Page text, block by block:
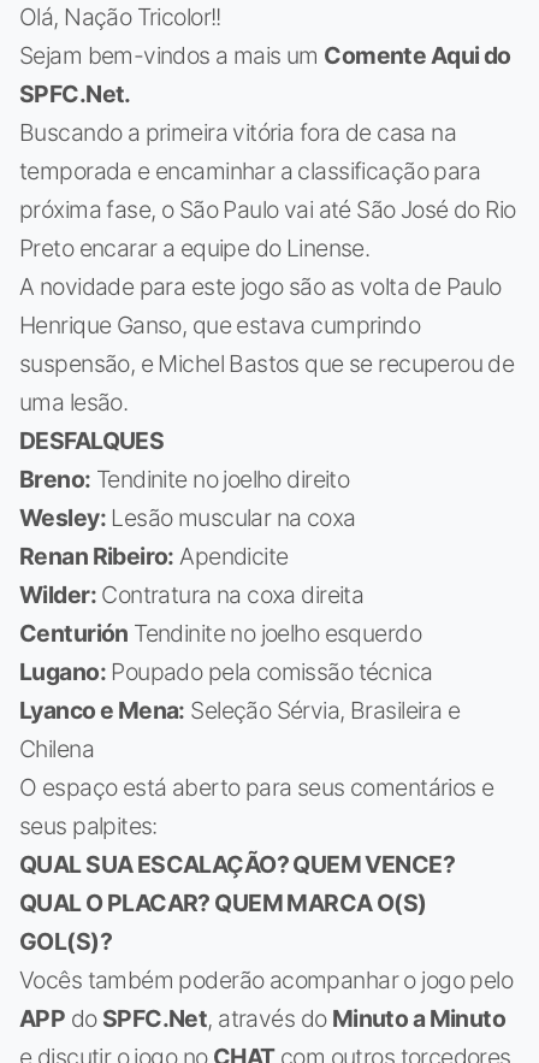
Olá, Nação Tricolor!!
Sejam bem-vindos a mais um Comente Aqui do
SPFC.Net.
Buscando a primeira vitória fora de casa na
temporada e encaminhar a classificação para
próxima fase, o São Paulo vai até São José do Rio
Preto encarar a equipe do Linense.
A novidade para este jogo são as volta de Paulo
Henrique Ganso, que estava cumprindo
suspensão, e Michel Bastos que se recuperou de
uma lesão.
DESFALQUES
Breno: Tendinite no joelho direito
Wesley:Lesão muscular na coxa
Renan Ribeiro: Apendicite
Wilder:Contratura na coxa direita
Centurión Tendinite no joelho esquerdo
Lugano:Poupado pela comissão técnica
Lyanco e Mena: Seleção Sérvia, Brasileira e
Chilena
O espaço está aberto para seus comentários e
seus palpites:
QUAL SUA ESCALAÇÃO? QUEM VENCE?
QUAL O PLACAR? QUEM MARCA O(S)
GOL(S)?
Vocês também poderão acompanhar o jogo pelo
APP do SPFC.Net, através do Minuto a Minuto
e discutir o jogo no CHATcom outros torcedores.